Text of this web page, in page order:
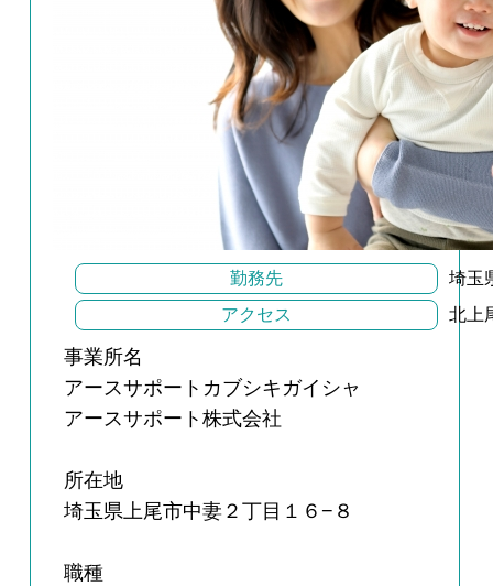
勤務先
埼玉
アクセス
北上
事業所名
アースサポートカブシキガイシャ
アースサポート株式会社
所在地
埼玉県上尾市中妻２丁目１６−８
職種